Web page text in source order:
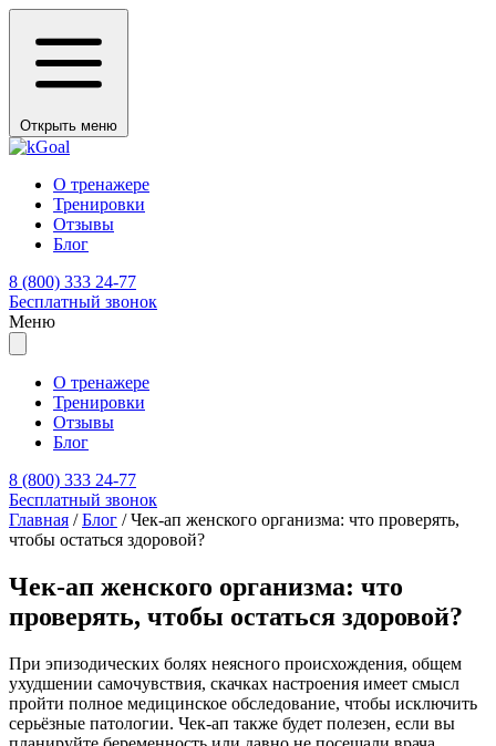
Открыть меню
О тренажере
Тренировки
Отзывы
Блог
8 (800) 333 24-77
Бесплатный звонок
Меню
О тренажере
Тренировки
Отзывы
Блог
8 (800) 333 24-77
Бесплатный звонок
Главная /Блог /Чек-ап женского организма: что проверять,
чтобы остаться здоровой?
Чек-ап женского организма: что
проверять, чтобы остаться здоровой?
При эпизодических болях неясного происхождения, общем
ухудшении самочувствия, скачках настроения имеет смысл
пройти полное медицинское обследование, чтобы исключить
серьёзные патологии. Чек-ап также будет полезен, если вы